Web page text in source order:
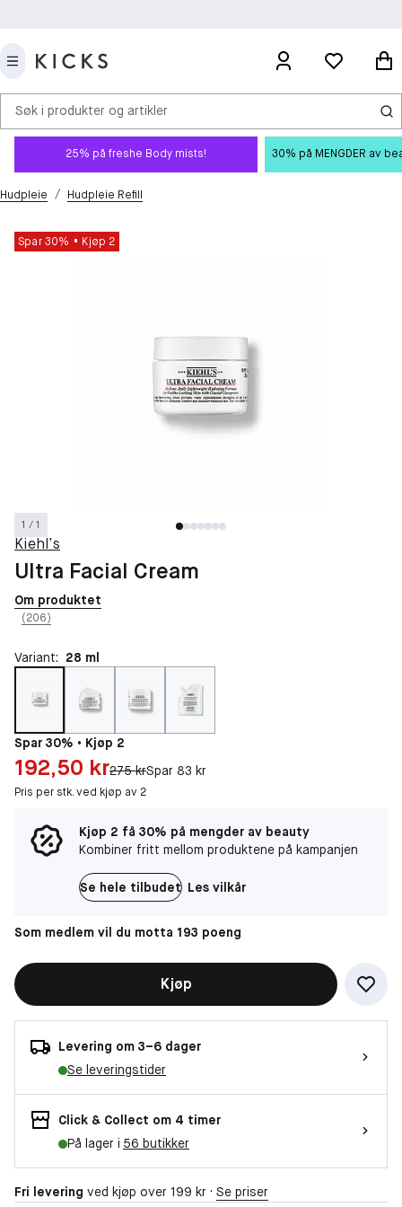
Søk i produkter og artikler
25% på freshe Body mists! 30% på MENGDER av
Hudpleie / Hudpleie Refill
Spar 30% Kjøp 2
1 / 1
Kiehl’s
Ultra Facial Cream
Om produktet
(206)
Variant: 28 ml
Spar 30% • Kjøp 2
Pris: 192,50 kr
192,50 krOriginal pris:
275 krSpar 83 kr
Pris per stk. ved kjøp av 2
Kjøp 2 få 30% på mengder av beauty
Kombiner fritt mellom produktene på kampanjen
Se hele tilbudet Les vilkår
Som medlem vil du motta 193 poeng
Kjøp
Levering om 3–6 dager
Se leveringstider
Click & Collect om 4 timer
På lager i 56 butikker
Fri levering ved kjøp over 199 kr · Se priser